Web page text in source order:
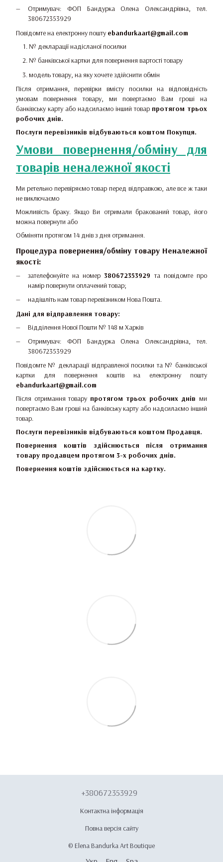
Отримувач: ФОП Бандурка Олена Олександрівна, тел.
380672353929
Повідомте на електронну пошту ebandurkaart@gmail.com
№ декларації надісланої посилки
№ банківської картки для повернення вартості товару
модель товару, на яку хочете здійснити обмін
Після отримання, перевірки вмісту посилки на відповідність
умовам повернення товару, ми повертаємо Вам гроші на
банківську карту або надсилаємо інший товар протягом трьох
робочих днів.
Послуги перевізників відбуваються коштом Покупця.
Умови повернення/обміну для
товарів неналежної якості
Ми ретельно перевіряємо товар перед відправкою, але все ж таки
не виключаємо
Можливість браку. Якщо Ви отримали бракований товар, його
можна повернути або
Обміняти протягом 14 днів з дня отримання.
Процедура повернення/обміну товару Неналежної
якості:
зателефонуйте на номер 380672353929та повідомте про
намір повернути оплачений товар;
надішліть нам товар перевізником Нова Пошта.
Дані для відправлення товару:
Відділення Нової Пошти № 148 м Харків
Отримувач: ФОП Бандурка Олена Олександрівна, тел.
380672353929
Повідомте № декларації відправленої посилки та № банківської
картки для повернення коштів на електронну пошту
ebandurkaart@gmail.com
Після отримання товару протягом трьох робочих днівми
повертаємо Вам гроші на банківську карту або надсилаємо інший
товар.
Послуги перевізників відбуваються коштом Продавця.
Повернення коштів здійснюється після отримання
товару продавцем протягом 3-х робочих днів.
Повернення коштів здійснюється на картку.
+380672353929
Контактна інформація
Повна версія сайту
© Elena Bandurka Art Boutique